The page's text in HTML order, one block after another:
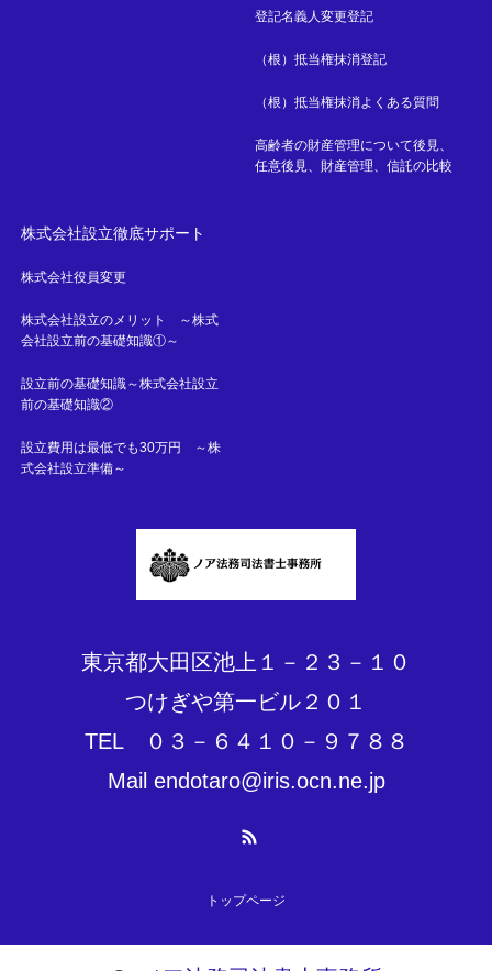
登記名義人変更登記
（根）抵当権抹消登記
（根）抵当権抹消よくある質問
高齢者の財産管理について後見、
任意後見、財産管理、信託の比較
株式会社設立徹底サポート
株式会社役員変更
株式会社設立のメリット ～株式
会社設立前の基礎知識①～
設立前の基礎知識～株式会社設立
前の基礎知識②
設立費用は最低でも30万円 ～株
式会社設立準備～
東京都大田区池上１－２３－１０
つけぎや第一ビル２０１
TEL ０３－６４１０－９７８８
Mail endotaro@iris.ocn.ne.jp
トップページ